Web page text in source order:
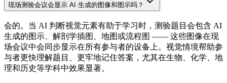
现场测验会议会显示 AI 生成的图像和图示吗？
会的。当 AI 判断视觉元素有助于学习时，测验题目会包含 AI
生成的图示、解剖学插图、地图或流程图 —— 这些图像在现
场会议中会同步显示在所有参与者的设备上。视觉情境帮助参
与者更快理解题目、更牢地记住答案，尤其在生物、化学、地
理和历史等学科中效果显著。